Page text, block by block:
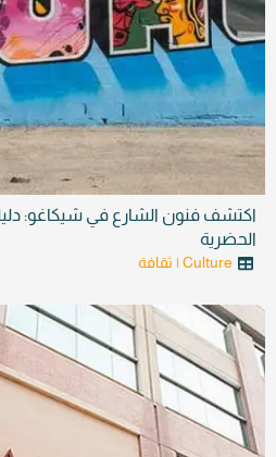
اكتشف فنون الشارع في شيكاغو:
الحضرية
Culture | ثقافة